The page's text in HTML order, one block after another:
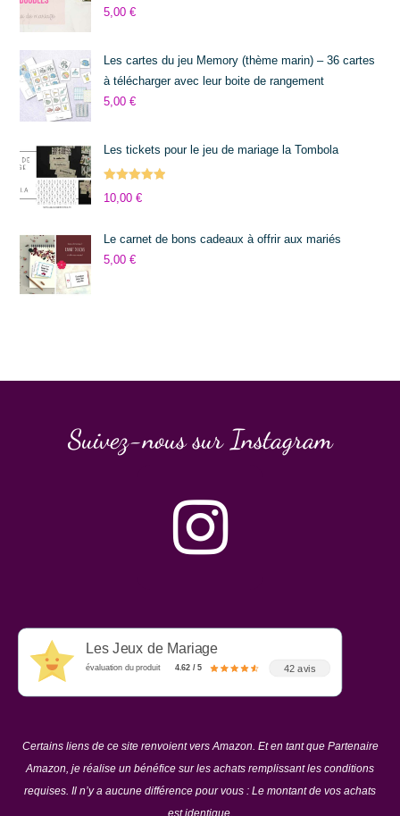
5,00€
Les cartes du jeu Memory (thème marin) – 36 cartes
à télécharger avec leur boite de rangement
5,00€
Les tickets pour le jeu de mariage la Tombola
Note5.00
10,00€
Le carnet de bons cadeaux à offrir aux mariés
5,00€
Suivez-nous sur Instagram
Les Jeux de Mariage
évaluation du produit 4.62 / 5 42 avis
Certains liens de ce site renvoient vers Amazon. Et en tant que Partenaire
Amazon, je réalise un bénéfice sur les achats remplissant les conditions
requises. Il n’y a aucune différence pour vous : Le montant de vos achats